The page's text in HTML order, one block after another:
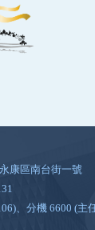
康區南台街一號
、分機 6600 (主